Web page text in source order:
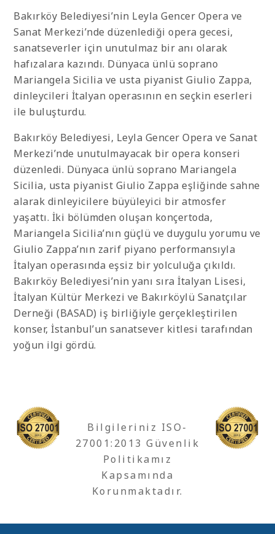
Bakırköy Belediyesi’nin Leyla Gencer Opera ve
Sanat Merkezi’nde düzenlediği opera gecesi,
sanatseverler için unutulmaz bir anı olarak
hafızalara kazındı. Dünyaca ünlü soprano
Mariangela Sicilia ve usta piyanist Giulio Zappa,
dinleycileri İtalyan operasının en seçkin eserleri
ile buluşturdu.
Bakırköy Belediyesi, Leyla Gencer Opera ve Sanat
Merkezi’nde unutulmayacak bir opera konseri
düzenledi. Dünyaca ünlü soprano Mariangela
Sicilia, usta piyanist Giulio Zappa eşliğinde sahne
alarak dinleyicilere büyüleyici bir atmosfer
yaşattı. İki bölümden oluşan konçertoda,
Mariangela Sicilia’nın güçlü ve duygulu yorumu ve
Giulio Zappa’nın zarif piyano performansıyla
İtalyan operasında eşsiz bir yolculuğa çıkıldı.
Bakırköy Belediyesi’nin yanı sıra İtalyan Lisesi,
İtalyan Kültür Merkezi ve Bakırköylü Sanatçılar
Derneği (BASAD) iş birliğiyle gerçekleştirilen
konser, İstanbul’un sanatsever kitlesi tarafından
yoğun ilgi gördü.
Bilgileriniz ISO-
27001:2013 Güvenlik
Politikamız
Kapsamında
Korunmaktadır.